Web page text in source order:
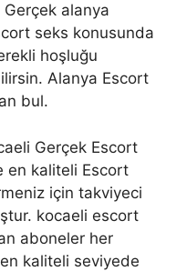
Gerçek alanya
seks konusunda
hoşluğu
Alanya Escort
bul.
Gerçek Escort
en kaliteli Escort
için takviyeci
kocaeli escort
aboneler her
kaliteli seviyede